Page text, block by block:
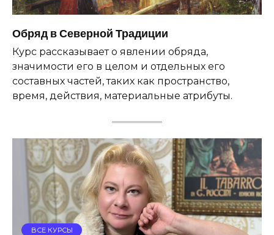
Обряд в Северной Традиции
Курс рассказывает о явлении обряда,
значимости его в целом и отдельных его
составных частей, таких как пространство,
время, действия, материальные атрибуты.
ВСЕ КУРСЫ